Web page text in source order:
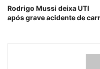
Rodrigo Mussi deixa UTI
após grave acidente de